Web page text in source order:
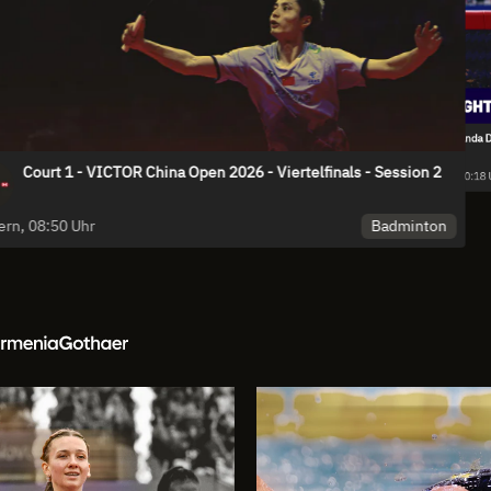
Court 1 - VICTOR China Open 2026 - Viertelfinals - Session 2
Gestern, 08:50 Uhr Badminton